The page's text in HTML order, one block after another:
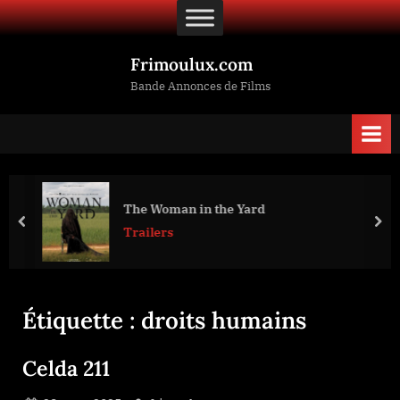
Skip
to
Frimoulux.com
Bande Annonces de Films
The Woman in the Yard
Trailers
prev
Étiquette : droits humains
Celda 211